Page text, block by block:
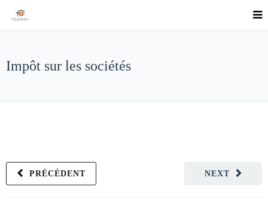
Impôt sur les sociétés
NEXT
PRÉCÉDENT